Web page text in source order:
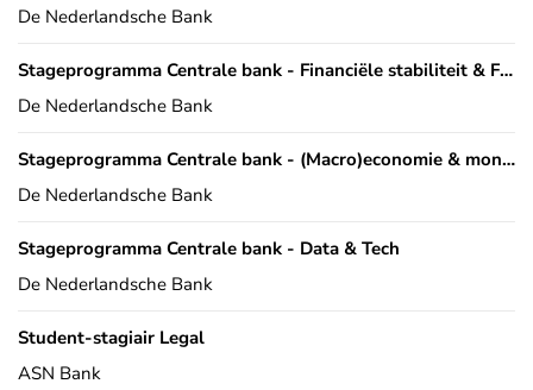
De Nederlandsche Bank
Stageprogramma Centrale bank - Financiële stabiliteit & Financiële markten
De Nederlandsche Bank
Stageprogramma Centrale bank - (Macro)economie & monetaire economie
De Nederlandsche Bank
Stageprogramma Centrale bank - Data & Tech
De Nederlandsche Bank
Student-stagiair Legal
ASN Bank